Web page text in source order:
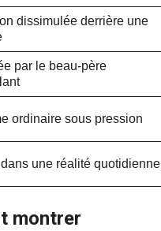
dissimulée derrière une
par le beau-père
ordinaire sous pression
une réalité quotidienne
montrer